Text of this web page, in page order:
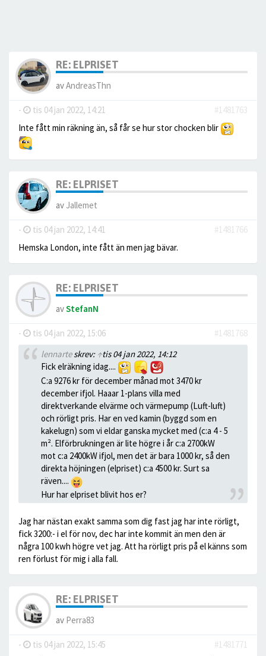
RE: ELPRISET
avAndreasThn
- tis 04 jan 2022, 14:21
#1481763
Inte fått min räkning än, så får se hur stor chocken blir
RE: ELPRISET
av Jallemet
- tis 04 jan 2022, 14:41
#1481766
Hemska London, inte fått än men jag bävar.
RE: ELPRISET
avStefanN
- tis 04 jan 2022, 15:06
#1481768
lennarteskrev: ↑tis 04 jan 2022, 14:12
Fick elräkning idag....
C:a 9276 kr för december månad mot 3470 kr
december ifjol. Haaar 1-plans villa med
direktverkande elvärme och värmepump (Luft-luft)
och rörligt pris. Har en ved kamin (byggd som en
kakelugn) som vi eldar ganska mycket med (c:a 4 - 5
m². Elförbrukningen är lite högre i år c:a 2700kW
mot c:a 2400kW ifjol, men det är bara 1000 kr, så den
direkta höjningen (elpriset) c:a 4500 kr. Surt sa
räven....
Hur har elpriset blivit hos er?
Jag har nästan exakt samma som dig fast jag har inte rörligt,
fick 3200:- i el för nov, dec har inte kommit än men den är
några 100 kwh högre vet jag. Att ha rörligt pris på el känns som
ren förlust för mig i alla fall.
RE: ELPRISET
av Perra83
- tis 04 jan 2022, 15:45
#1481771